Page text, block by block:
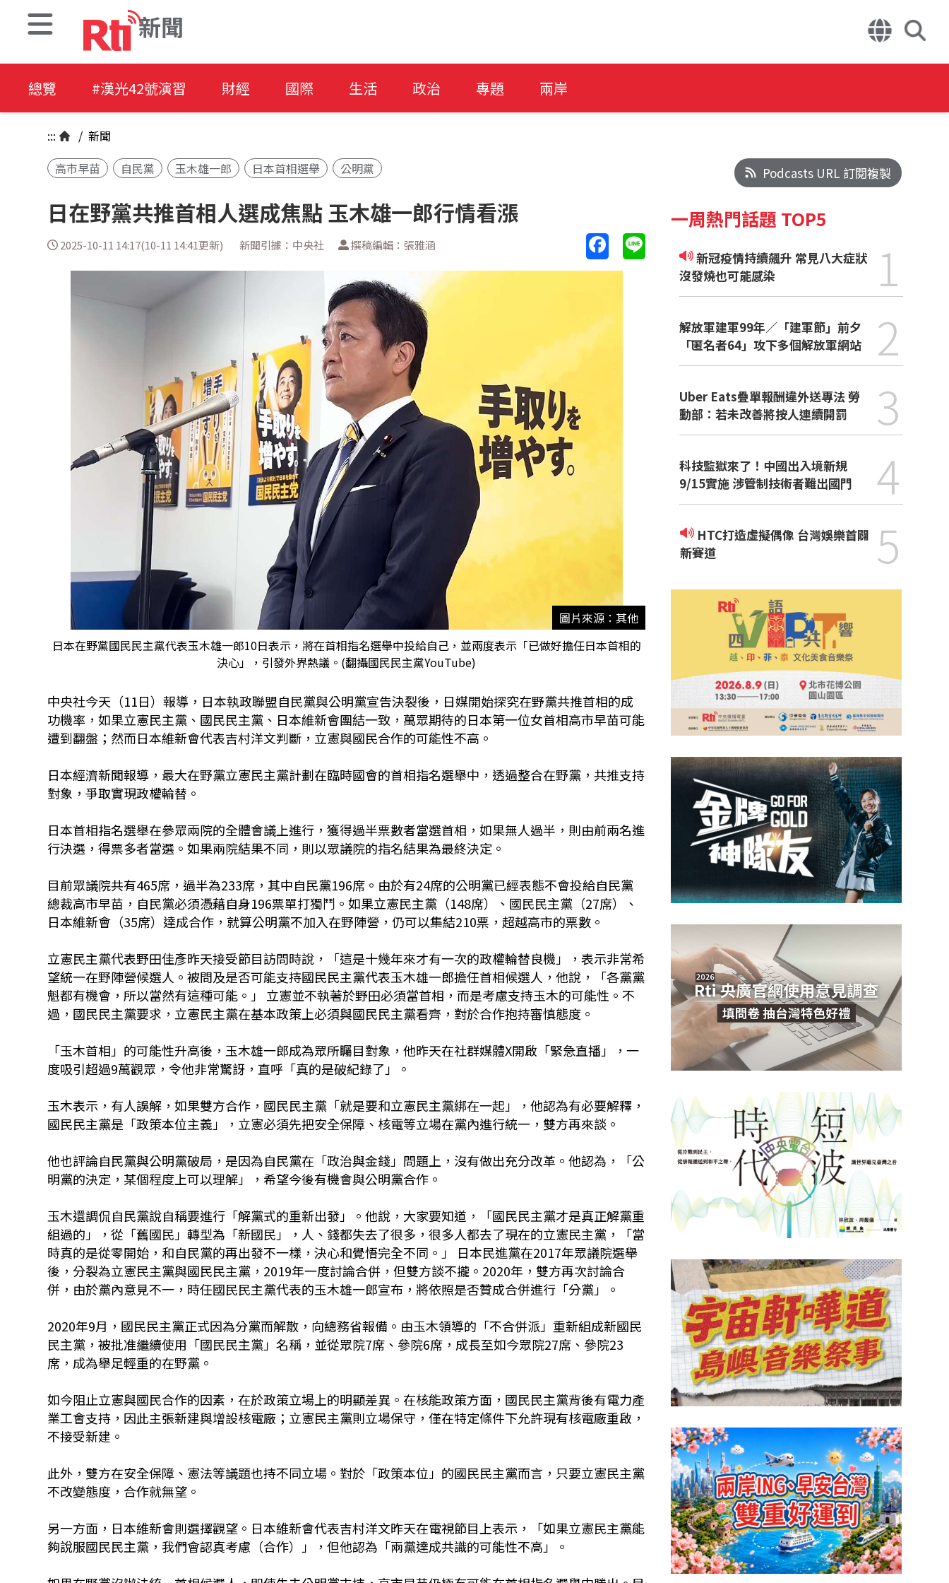
新聞
總覽 #漢光42號演習 財經 國際 生活 政治 專題 兩岸
::: / 新聞
高市早苗
自民黨 玉木雄一郎 日本首相選舉 公明黨
日在野黨共推首相人選成焦點 玉木雄一郎行情看漲
2025-10-11 14:17(10-11 14:41更新) 新聞引據：中央社 撰稿編輯：張雅涵
圖片來源：其他
日本在野黨國民民主黨代表玉木雄一郎10日表示，將在首相指名選舉中投給自己，並兩度表示「已做好擔任日本首相的
決心」，引發外界熱議。(翻攝國民民主黨YouTube)
中央社今天 （11日）報導，日本執政聯盟自民黨與公明黨宣告決裂後，日媒開始探究在野黨共推首相的成
功機率，如果立憲民主黨、國民民主黨、日本維新會團結一致，萬眾期待的日本第一位女首相高市早苗可能
遭到翻盤；然而日本維新會代表吉村洋文判斷，立憲與國民合作的可能性不高。
日本經濟新聞報導，最大在野黨立憲民主黨計劃在臨時國會的首相指名選舉中，透過整合在野黨，共推支持
對象，爭取實現政權輪替。
日本首相指名選舉在參眾兩院的全體會議上進行，獲得過半票數者當選首相，如果無人過半，則由前兩名進
行決選，得票多者當選。如果兩院結果不同，則以眾議院的指名結果為最終決定。
目前眾議院共有465席，過半為233席，其中自民黨196席。由於有24席的公明黨已經表態不會投給自民黨
總裁高市早苗，自民黨必須憑藉自身196票單打獨鬥。如果立憲民主黨（148席）、國民民主黨（27席）、
日本維新會（35席）達成合作，就算公明黨不加入在野陣營，仍可以集結210票，超越高市的票數。
立憲民主黨代表野田佳彥昨天接受節目訪問時說，「這是十幾年來才有一次的政權輪替良機」，表示非常希
望統一在野陣營候選人。被問及是否可能支持國民民主黨代表玉木雄一郎擔任首相候選人，他說，「各黨黨
魁都有機會，所以當然有這種可能。」 立憲並不執著於野田必須當首相，而是考慮支持玉木的可能性。不
過，國民民主黨要求，立憲民主黨在基本政策上必須與國民民主黨看齊，對於合作抱持審慎態度。
「玉木首相」的可能性升高後，玉木雄一郎成為眾所矚目對象，他昨天在社群媒體X開啟「緊急直播」，一
度吸引超過9萬觀眾，令他非常驚訝，直呼「真的是破紀錄了」。
玉木表示，有人誤解，如果雙方合作，國民民主黨「就是要和立憲民主黨綁在一起」，他認為有必要解釋，
國民民主黨是「政策本位主義」，立憲必須先把安全保障、核電等立場在黨內進行統一，雙方再來談。
他也評論自民黨與公明黨破局，是因為自民黨在「政治與金錢」問題上，沒有做出充分改革。他認為，「公
明黨的決定，某個程度上可以理解」，希望今後有機會與公明黨合作。
玉木還調侃自民黨說自稱要進行「解黨式的重新出發」。他說，大家要知道，「國民民主黨才是真正解黨重
組過的」，從「舊國民」轉型為「新國民」，人、錢都失去了很多，很多人都去了現在的立憲民主黨，「當
時真的是從零開始，和自民黨的再出發不一樣，決心和覺悟完全不同。」 日本民進黨在2017年眾議院選舉
後，分裂為立憲民主黨與國民民主黨，2019年一度討論合併，但雙方談不攏。2020年，雙方再次討論合
併，由於黨內意見不一，時任國民民主黨代表的玉木雄一郎宣布，將依照是否贊成合併進行「分黨」。
2020年9月，國民民主黨正式因為分黨而解散，向總務省報備。由玉木領導的「不合併派」重新組成新國民
民主黨，被批准繼續使用「國民民主黨」名稱，並從眾院7席、參院6席，成長至如今眾院27席、參院23
席，成為舉足輕重的在野黨。
如今阻止立憲與國民合作的因素，在於政策立場上的明顯差異。在核能政策方面，國民民主黨背後有電力產
業工會支持，因此主張新建與增設核電廠；立憲民主黨則立場保守，僅在特定條件下允許現有核電廠重啟，
不接受新建。
此外，雙方在安全保障、憲法等議題也持不同立場。對於「政策本位」的國民民主黨而言，只要立憲民主黨
不改變態度，合作就無望。
另一方面，日本維新會則選擇觀望。日本維新會代表吉村洋文昨天在電視節目上表示，「如果立憲民主黨能
夠說服國民民主黨，我們會認真考慮（合作）」，但他認為「兩黨達成共識的可能性不高」。
Podcasts URL 訂閱複製
一周熱門話題 TOP5
新冠疫情持續飆升 常見八大症狀
沒發燒也可能感染
1
解放軍建軍99年／「建軍節」前夕
「匿名者64」攻下多個解放軍網站
2
Uber Eats疊單報酬違外送專法 勞
動部：若未改善將按人連續開罰
3
科技監獄來了！中國出入境新規
9/15實施 涉管制技術者難出國門
4
新賽道
5